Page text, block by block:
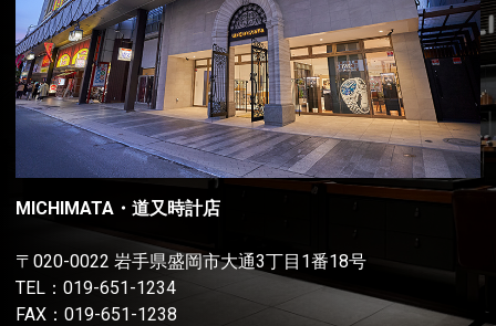
MICHIMATA・道又時計店
〒020-0022 岩手県盛岡市大通3丁目1番18号
TEL： 019-651-1234
FAX：019-651-1238